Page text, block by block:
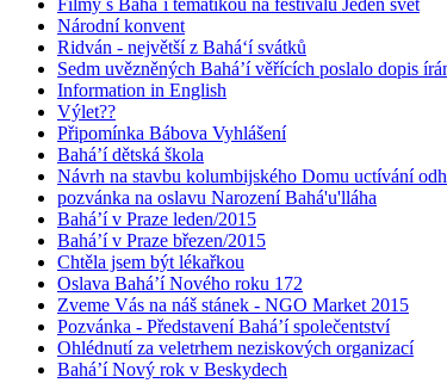
Filmy s Bahá´í tématikou na festivalu Jeden svět
Národní konvent
Ridván - největší z Bahá‘í svátků
Sedm uvězněných Bahá’í věřících poslalo dopis
Information in English
Výlet??
Připomínka Bábova Vyhlášení
Bahá’í dětská škola
Návrh na stavbu kolumbijského Domu uctívání
pozvánka na oslavu Narození Bahá'u'lláha
Bahá’í v Praze leden/2015
Bahá’í v Praze březen/2015
Chtěla jsem být lékařkou
Oslava Bahá’í Nového roku 172
Zveme Vás na náš stánek - NGO Market 2015
Pozvánka - Představení Bahá’í společentství
Ohlédnutí za veletrhem neziskových organizací
Bahá’í Nový rok v Beskydech